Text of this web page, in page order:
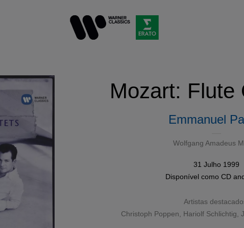
Mozart: Flute
Emmanuel
Wolfgang Amadeus
31 Julho 1999
Disponível como CD
Artistas
Christoph Poppen
Hariolf Schlichtig ,